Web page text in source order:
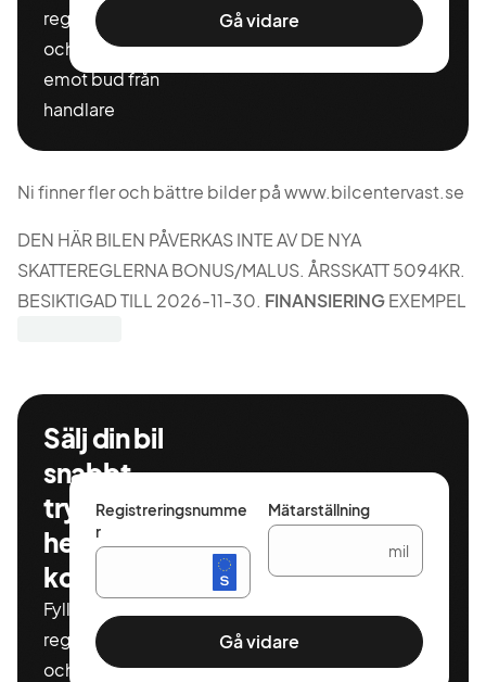
registeringnummer
och miltal för att ta
emot bud från
handlare
Gå vidare
Ni finner fler och bättre bilder på www.bilcentervast.se
DEN HÄR BILEN PÅVERKAS INTE AV DE NYA
SKATTEREGLERNA BONUS/MALUS. ÅRSSKATT 5094KR.
BESIKTIGAD TILL 2026-11-30. FINANSIERINGEXEMPEL
MÅNADSKOSTNAD 2117KR FÖRETAGSLEASING MED
0KR KONTANT 3192KR Finansiering via Santander
Välkommen till oss på BILCENTER VÄST Öppettider
Mån-Fred 10-18 Lör. 11-15
Sälj din bil
snabbt,
tryggt och
helt
kostnadsfritt
Fyll i ditt
registeringnummer
och miltal för att ta
Registreringsnumme
r
Mätarställning
mil
Gå vidare